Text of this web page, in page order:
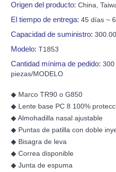
Origen del producto:China,
El tiempo de entrega:45 días ~
Capacidad de suministro:
Modelo:T1853
Cantidad mínima de pedido:300
piezas/MODELO
◆ Marco TR90 o G850
◆ Lente base PC 8 100%
◆ Almohadilla nasal ajustable
◆ Puntas de patilla con doble
◆ Bisagra de leva
◆ Correa disponible
◆ Junta de espuma